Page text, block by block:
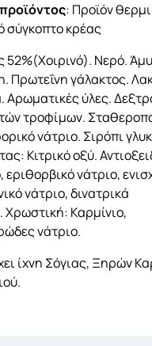
: Προϊόν
σύγκοπτο κρέας
52%(Χοιρινό). Νερό.
Πρωτεΐνη γάλακτος.
Αρωματικές ύλες.
τροφίμων.
νάτριο. Σιρόπι
Κιτρικό οξύ.
νάτριο,
νάτριο, δινατρικά
Χρωστική: Καρμίνιο,
νάτριο.
ίχνη Σόγιας, Ξηρών